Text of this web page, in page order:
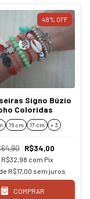
48% OFF
Signo Búzio
Coloridas
16 cm 17 cm + 3
R$34,00
R$32,98 com Pix
R$17,00 sem juros
COMPRAR